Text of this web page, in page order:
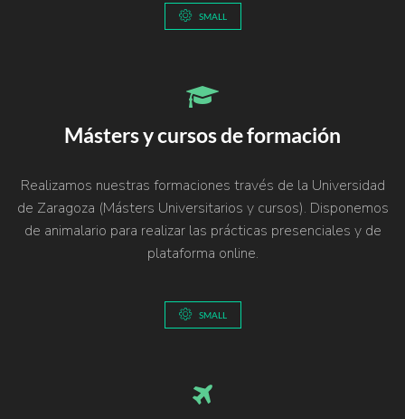
SMALL
Másters y cursos de formación
Realizamos nuestras formaciones través de la Universidad
de Zaragoza (Másters Universitarios y cursos). Disponemos
de animalario para realizar las prácticas presenciales y de
plataforma online.
SMALL